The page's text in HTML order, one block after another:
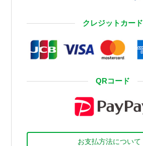
クレジットカード
QRコード
お支払方法について